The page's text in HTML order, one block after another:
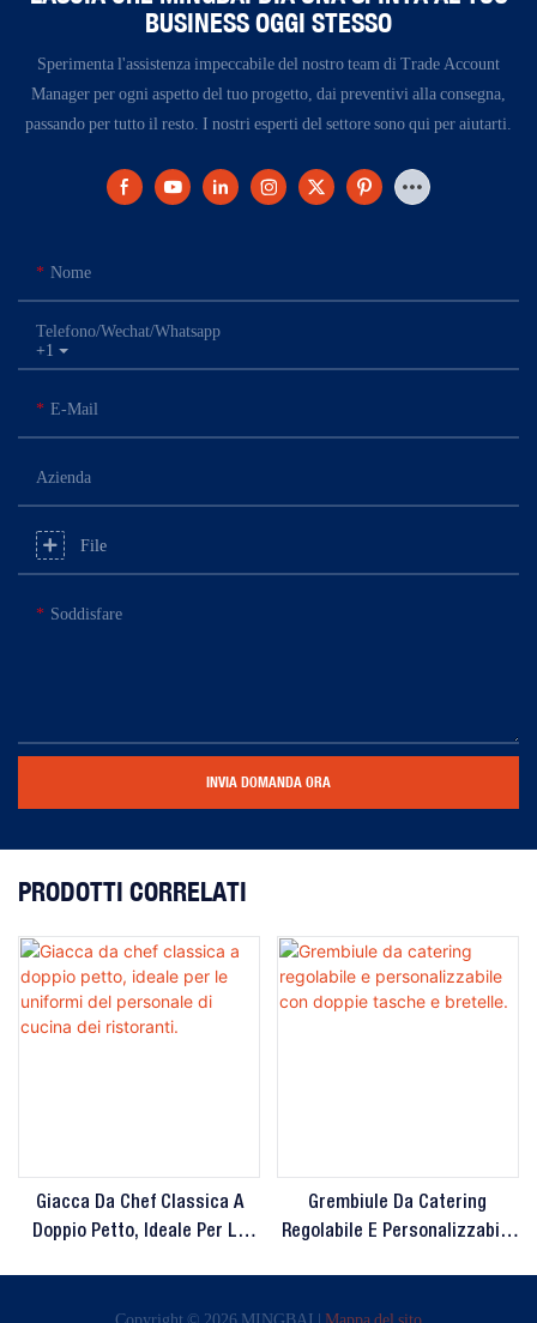
BUSINESS OGGI STESSO
Sperimenta l'assistenza impeccabile del nostro team di Trade Account
Manager per ogni aspetto del tuo progetto, dai preventivi alla consegna,
passando per tutto il resto. I nostri esperti del settore sono qui per aiutarti.
Nome
+1
Telefono/Wechat/Whatsapp
E-Mail
Azienda
File
Soddisfare
INVIA DOMANDA ORA
PRODOTTI CORRELATI
Giacca Da Chef Classica A
Doppio Petto, Ideale Per Le
Grembiule Da Catering
Regolabile E Personalizzabile
Copyright © 2026 MINGBAI | Mappa del sito